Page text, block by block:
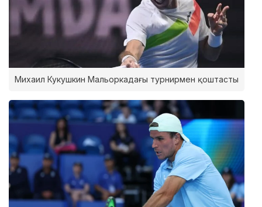
Михаил Кукушкин Мальоркадағы турнирмен қоштасты